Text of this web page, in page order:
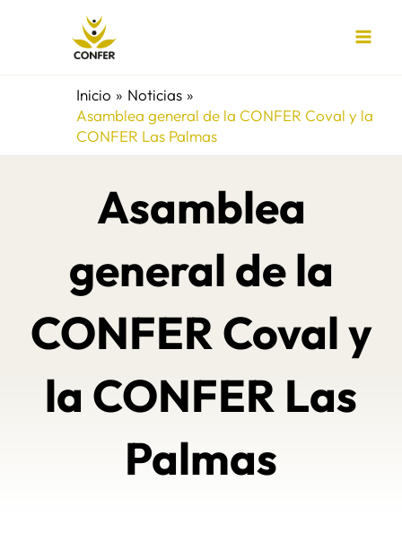
Inicio
Noticias
Asamblea general de la CONFER Coval y la
CONFER Las Palmas
Asamblea
general de la
CONFER Coval y
la CONFER Las
Palmas